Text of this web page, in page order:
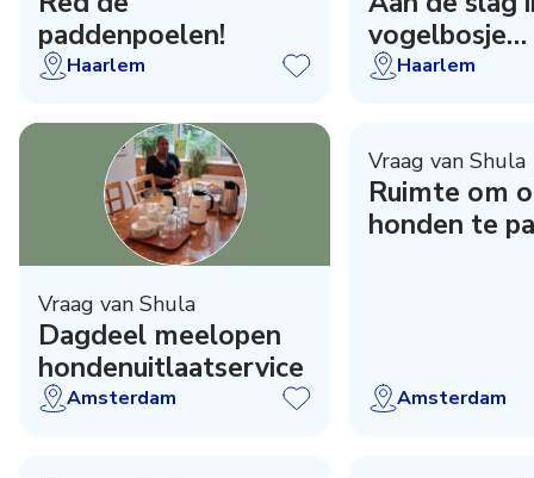
paddenpoelen!
Haarlem
vogelbosje
Eindenhout!
Haarlem
Vraag van Shula
Dagdeel meelopen
hondenuitlaatservice
Amsterdam
Vraag van Shula
Ruimte om
honden te
Amsterdam